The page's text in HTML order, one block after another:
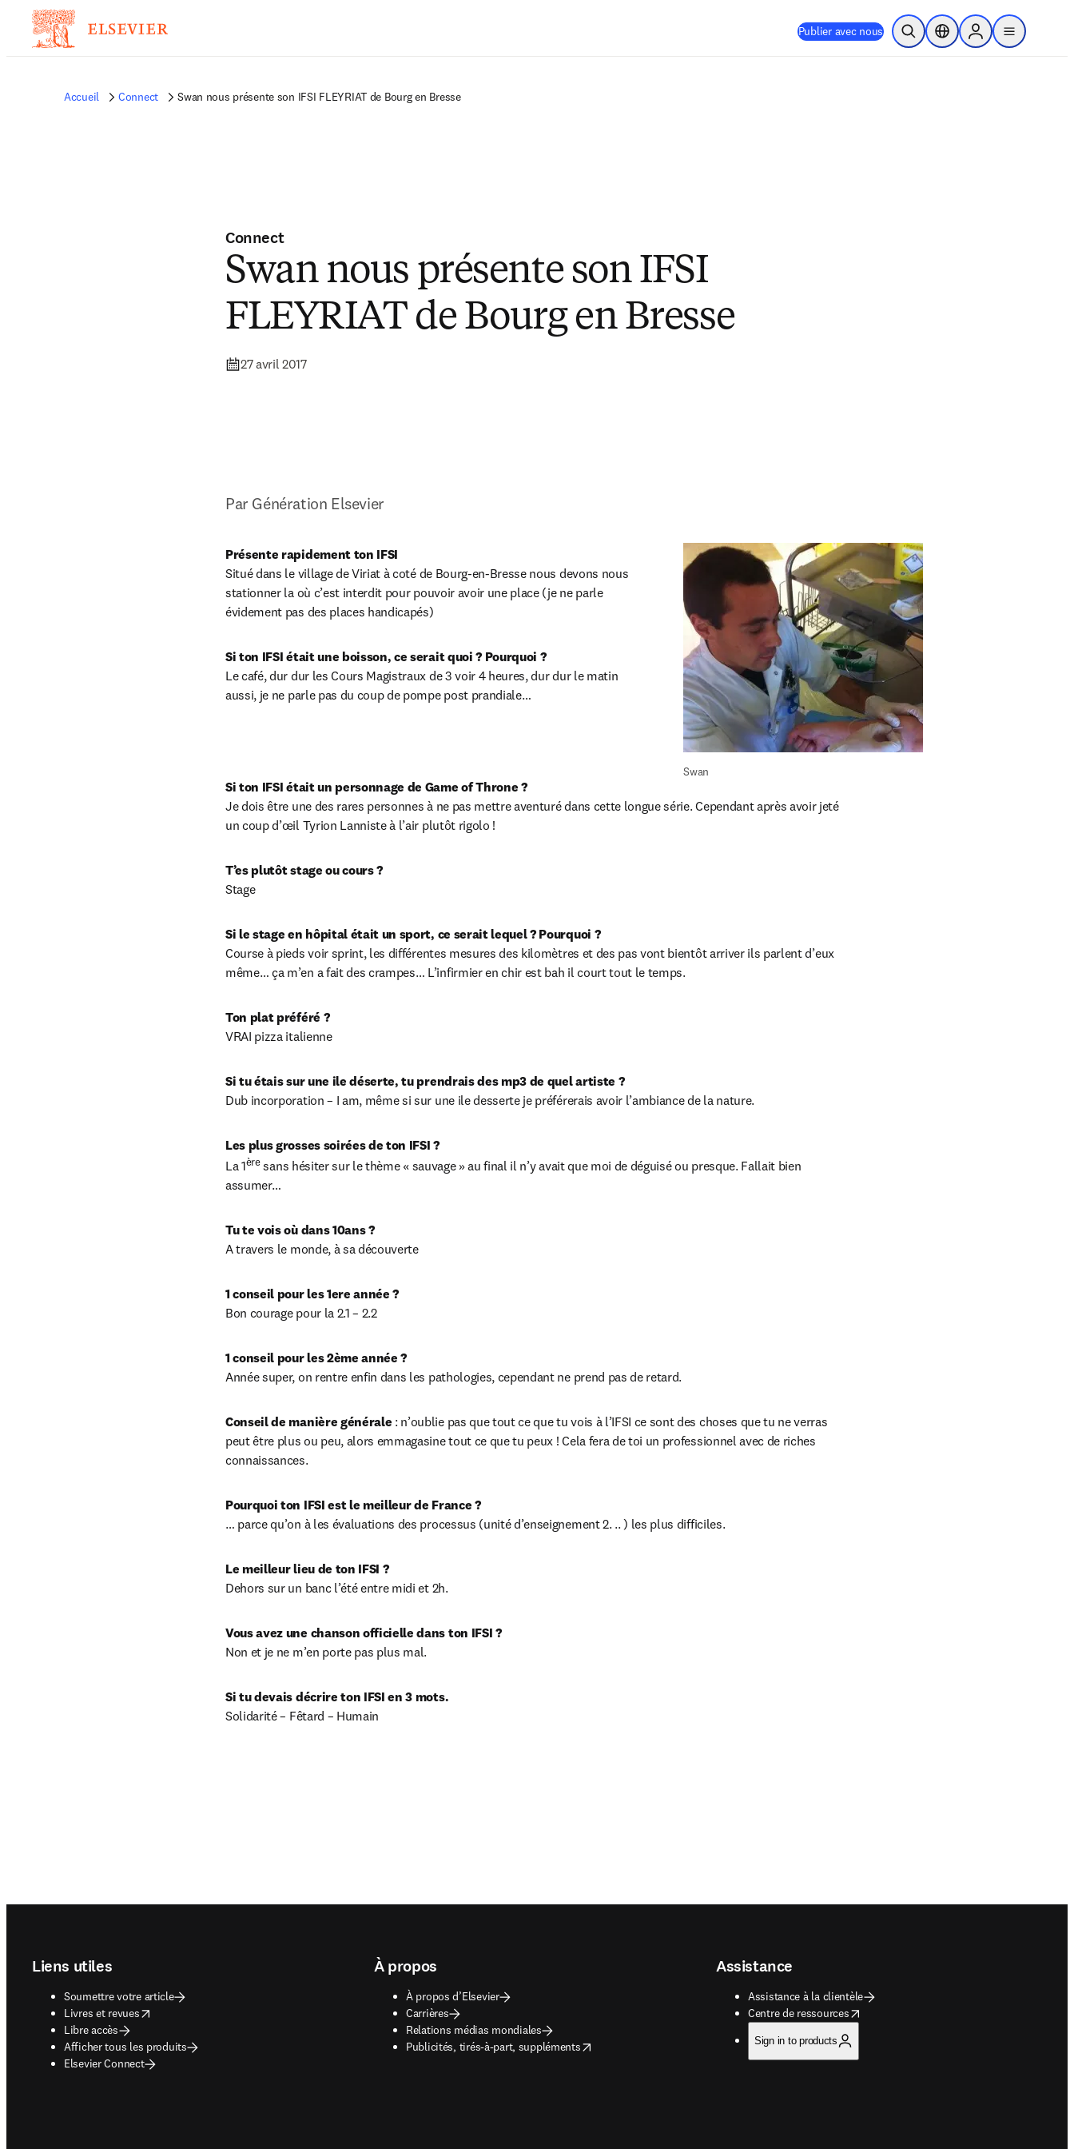
Publier avec nous Ouvrir la recherche
Sélecteur de localisation
Sign in to products
menu
Accueil Connect Swan nous présente son IFSI FLEYRIAT de Bourg en Bresse
Connect
Swan nous présente son IFSI
FLEYRIAT de Bourg en Bresse
27 avril 2017
Par Génération Elsevier
Présente rapidement ton IFSI
Situé dans le village de Viriat à coté de Bourg-en-Bresse nous devons nous
stationner la où c’est interdit pour pouvoir avoir une place (je ne parle
évidement pas des places handicapés)
Si ton IFSI était une boisson, ce serait quoi ? Pourquoi ?
Le café, dur dur les Cours Magistraux de 3 voir 4 heures, dur dur le matin
aussi, je ne parle pas du coup de pompe post prandiale…
Swan
Si ton IFSI était un personnage de Game of Throne ?
Je dois être une des rares personnes à ne pas mettre aventuré dans cette longue série. Cependant après avoir jeté
un coup d’œil Tyrion Lanniste à l’air plutôt rigolo !
T’es plutôt stage ou cours ?
Stage
Si le stage en hôpital était un sport, ce serait lequel ? Pourquoi ?
Course à pieds voir sprint, les différentes mesures des kilomètres et des pas vont bientôt arriver ils parlent d’eux
même… ça m’en a fait des crampes… L’infirmier en chir est bah il court tout le temps.
Ton plat préféré ?
VRAI pizza italienne
Si tu étais sur une ile déserte, tu prendrais des mp3 de quel artiste ?
Dub incorporation – I am, même si sur une ile desserte je préférerais avoir l’ambiance de la nature.
Les plus grosses soirées de ton IFSI ?
La 1ère sans hésiter sur le thème « sauvage » au final il n’y avait que moi de déguisé ou presque. Fallait bien
assumer…
Tu te vois où dans 10ans ?
A travers le monde, à sa découverte
1 conseil pour les 1ere année ?
Bon courage pour la 2.1 – 2.2
1 conseil pour les 2ème année ?
Année super, on rentre enfin dans les pathologies, cependant ne prend pas de retard.
Conseil de manière générale : n’oublie pas que tout ce que tu vois à l’IFSI ce sont des choses que tu ne verras
peut être plus ou peu, alors emmagasine tout ce que tu peux ! Cela fera de toi un professionnel avec de riches
connaissances.
Pourquoi ton IFSI est le meilleur de France ?
… parce qu’on à les évaluations des processus (unité d’enseignement 2. .. ) les plus difficiles.
Le meilleur lieu de ton IFSI ?
Dehors sur un banc l’été entre midi et 2h.
Vous avez une chanson officielle dans ton IFSI ?
Non et je ne m’en porte pas plus mal.
Si tu devais décrire ton IFSI en 3 mots.
Solidarité – Fêtard – Humain
Liens utiles
Soumettre votre article
Livres et revues
opens in new tab/window
Libre accès
Afficher tous les produits
Elsevier Connect
À propos
À propos d’Elsevier
Carrières
Relations médias mondiales
Publicités, tirés-à-part, suppléments
opens in new tab/window
Assistance
Assistance à la clientèle
Centre de ressources
opens in new tab/window
Sign in to products